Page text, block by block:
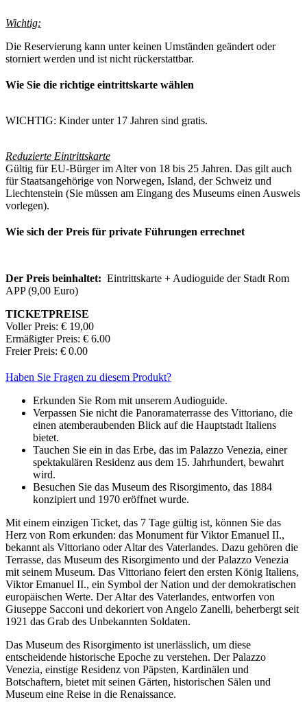
Wichtig:
Die Reservierung kann unter keinen Umständen geändert oder
storniert werden und ist nicht rückerstattbar.
Wie Sie die richtige eintrittskarte wählen
WICHTIG: Kinder unter 17 Jahren sind gratis.
Reduzierte Eintrittskarte
Gültig für EU-Bürger im Alter von 18 bis 25 Jahren. Das gilt auch
für Staatsangehörige von Norwegen, Island, der Schweiz und
Liechtenstein (Sie müssen am Eingang des Museums einen Ausweis
vorlegen).
Wie sich der Preis für private Führungen errechnet
Der Preis beinhaltet: Eintrittskarte + Audioguide der Stadt Rom
APP (9,00 Euro)
TICKETPREISE
Voller Preis: € 19,00
Ermäßigter Preis: € 6.00
Freier Preis: € 0.00
Haben Sie Fragen zu diesem Produkt?
Erkunden Sie Rom mit unserem Audioguide.
Verpassen Sie nicht die Panoramaterrasse des Vittoriano, die
einen atemberaubenden Blick auf die Hauptstadt Italiens
bietet.
Tauchen Sie ein in das Erbe, das im Palazzo Venezia, einer
spektakulären Residenz aus dem 15. Jahrhundert, bewahrt
wird.
Besuchen Sie das Museum des Risorgimento, das 1884
konzipiert und 1970 eröffnet wurde.
Mit einem einzigen Ticket, das 7 Tage gültig ist, können Sie das
Herz von Rom erkunden: das Monument für Viktor Emanuel II.,
bekannt als Vittoriano oder Altar des Vaterlandes. Dazu gehören die
Terrasse, das Museum des Risorgimento und der Palazzo Venezia
mit seinem Museum. Das Vittoriano feiert den ersten König Italiens,
Viktor Emanuel II., ein Symbol der Nation und der demokratischen
europäischen Werte. Der Altar des Vaterlandes, entworfen von
Giuseppe Sacconi und dekoriert von Angelo Zanelli, beherbergt seit
1921 das Grab des Unbekannten Soldaten.
Das Museum des Risorgimento ist unerlässlich, um diese
entscheidende historische Epoche zu verstehen. Der Palazzo
Venezia, einstige Residenz von Päpsten, Kardinälen und
Botschaftern, bietet mit seinen Gärten, historischen Sälen und
Museum eine Reise in die Renaissance.